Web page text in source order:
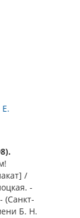
/
-
(Санкт-
Б. Н.